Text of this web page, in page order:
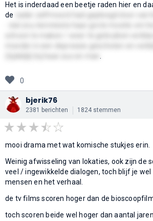
Het is inderdaad een beetje raden hier en
de
0
bjerik76
2381 berichten 1824 stemmen
mooi drama met wat komische stukjes erin.
Weinig afwisseling van lokaties, ook zijn de
veel / ingewikkelde dialogen, toch blijf je wel
mensen en het verhaal.
de tv films scoren hoger dan de
toch scoren beide wel hoger dan aantal